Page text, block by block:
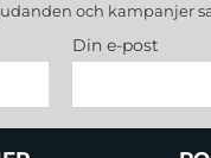
och kampanjer
Din e-post